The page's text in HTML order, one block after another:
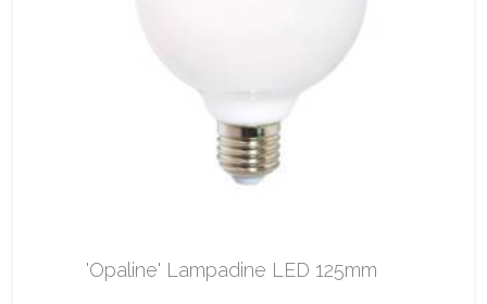
'Opaline' Lampadine LED 125mm